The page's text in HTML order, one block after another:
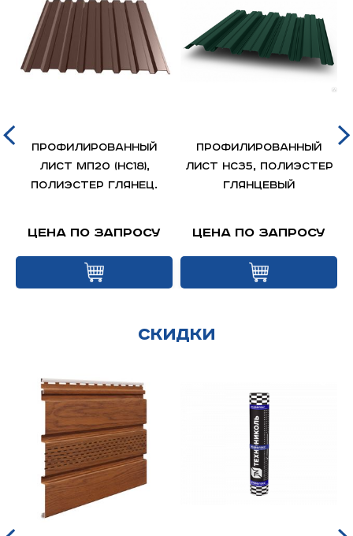
Профилированный
лист МП20 (НС18),
полиэстер глянец.
Цена по запросу
Профилированный
лист НС35, полиэстер
глянцевый
Цена по запросу
Скидки